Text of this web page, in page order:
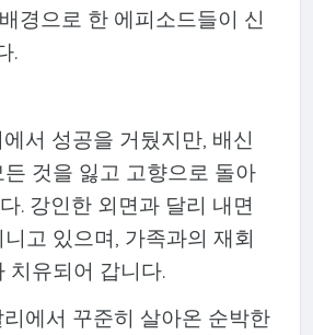
경으로 한 에피소드들이 신
.
서 성공을 거뒀지만, 배신
것을 잃고 고향으로 돌아
. 강인한 외면과 달리 내면
고 있으며, 가족과의 재회
치유되어 갑니다.
리에서 꾸준히 살아온 순박한